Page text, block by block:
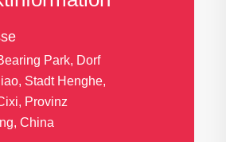
Park, Dorf
Stadt Henghe,
Provinz
China